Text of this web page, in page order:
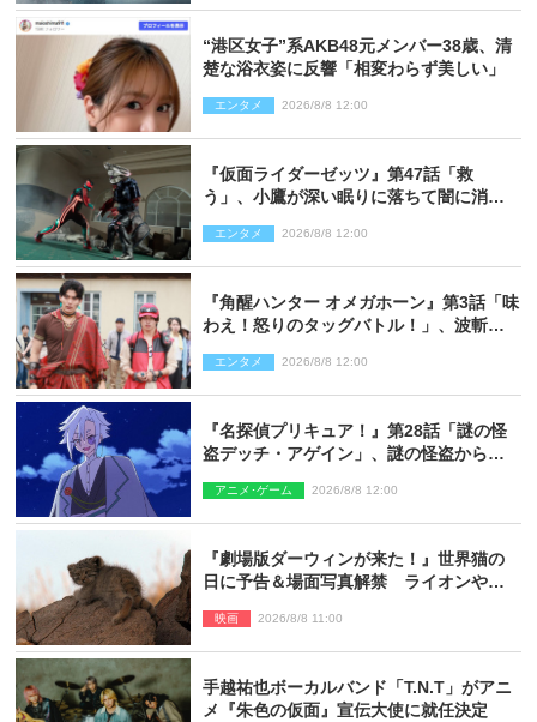
“港区女子”系AKB48元メンバー38歳、清
楚な浴衣姿に反響「相変わらず美しい」
エンタメ 2026/8/8 12:00
『仮面ライダーゼッツ』第47話「救
う」、小鷹が深い眠りに落ちて闇に消え
エンタメ 2026/8/8 12:00
『角醒ハンター オメガホーン』第3話「味
わえ！怒りのタッグバトル！」、波斬の
エンタメ 2026/8/8 12:00
『名探偵プリキュア！』第28話「謎の怪
盗デッチ・アゲイン」、謎の怪盗から不
アニメ･ゲーム 2026/8/8 12:00
『劇場版ダーウィンが来た！』世界猫の
日に予告＆場面写真解禁 ライオンやマ
映画 2026/8/8 11:00
手越祐也ボーカルバンド「T.N.T」がアニ
メ『朱色の仮面』宣伝大使に就任決定